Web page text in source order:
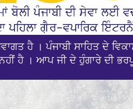
ਹੈ । ਪੰਜਾਬੀ ਸਾਹਿਤ ਦੇ
ਨਹੀਂ ਹੈ । ਆਪ ਜੀ ਦੇ ਹੁੰਗਾਰੇ ਦੀ